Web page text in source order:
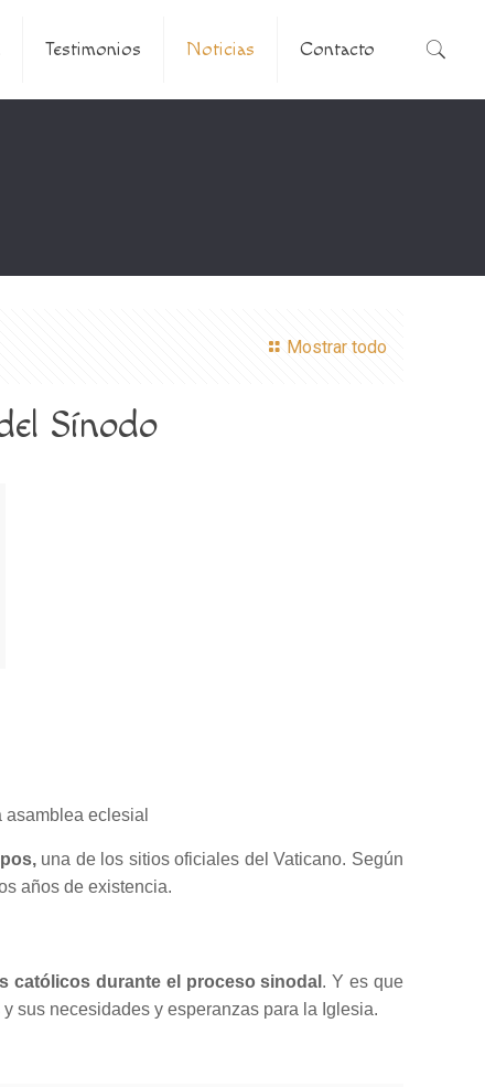
Testimonios Noticias Contacto
Mostrar todo
Sínodo
eclesial
una de los sitios oficiales del Vaticano. Según
años de existencia.
católicos durante el proceso sinodal . Y es que
sus necesidades y esperanzas para la Iglesia.